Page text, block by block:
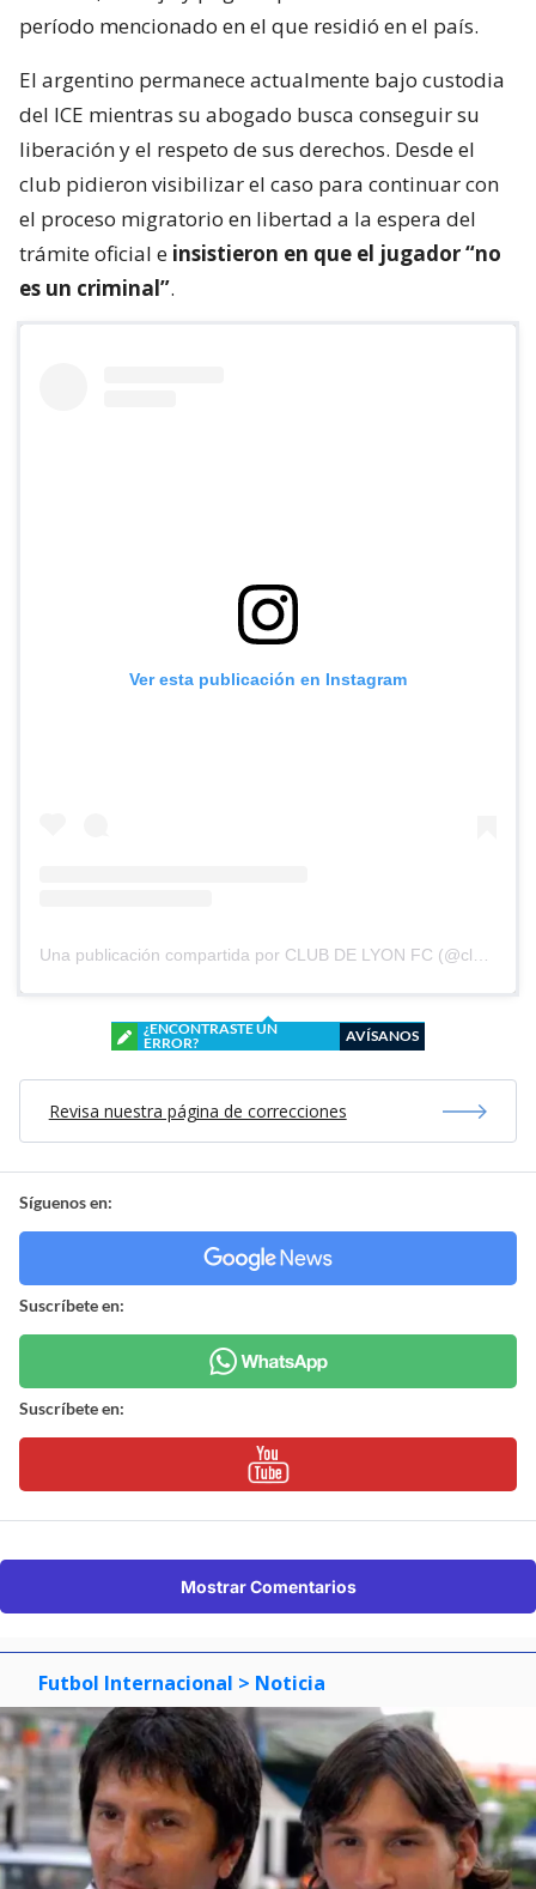
período mencionado en el que residió en el país.
El argentino permanece actualmente bajo custodia
del ICE mientras su abogado busca conseguir su
liberación y el respeto de sus derechos. Desde el
club pidieron visibilizar el caso para continuar con
el proceso migratorio en libertad a la espera del
trámite oficial e insistieron en que el jugador “no
es un criminal”.
Ver esta publicación en Instagram
Una publicación compartida por CLUB DE LYON FC (@clubdelyonfc)
¿ENCONTRASTE UN
ERROR?
AVÍSANOS
Revisa nuestra página de correcciones
Síguenos en:
Suscríbete en:
Suscríbete en:
Mostrar Comentarios
Futbol Internacional > Noticia